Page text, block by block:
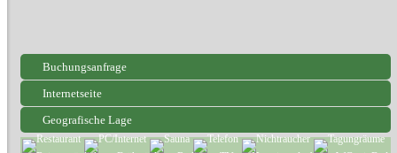
Buchungsanfrage
Internetseite
Geografische Lage